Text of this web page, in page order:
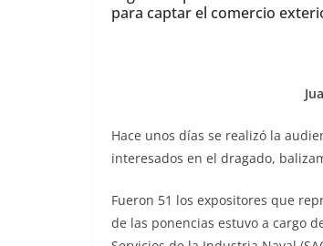
para captar el comercio
Hace unos días se realizó la
interesados en el dragado,
Fueron 51 los expositores que
de las ponencias estuvo a cargo